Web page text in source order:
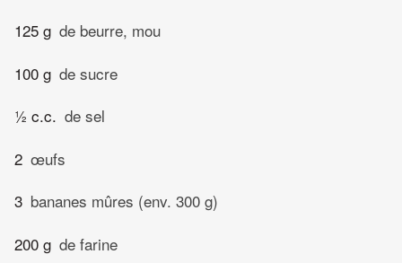
125 g de beurre, mou
100 g de sucre
½ c.c. de sel
2 œufs
3 bananes mûres (env. 300 g)
200 g de farine